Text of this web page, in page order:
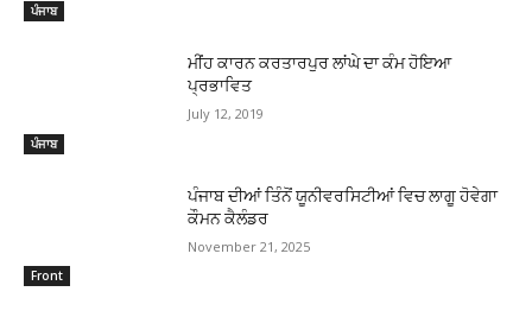
ਪੰਜਾਬ
ਪੰਜਾਬ
ਮੀਂਹ ਕਾਰਨ ਕਰਤਾਰਪੁਰ ਲਾਂਘੇ ਦਾ ਕੰਮ ਹੋਇਆ
ਪ੍ਰਭਾਵਿਤ
July 12, 2019
Front
ਪੰਜਾਬ ਦੀਆਂ ਤਿੰਨੋਂ ਯੂਨੀਵਰਸਿਟੀਆਂ ਵਿਚ ਲਾਗੂ ਹੋਵੇਗਾ
ਕੌਮਨ ਕੈਲੰਡਰ
November 21, 2025